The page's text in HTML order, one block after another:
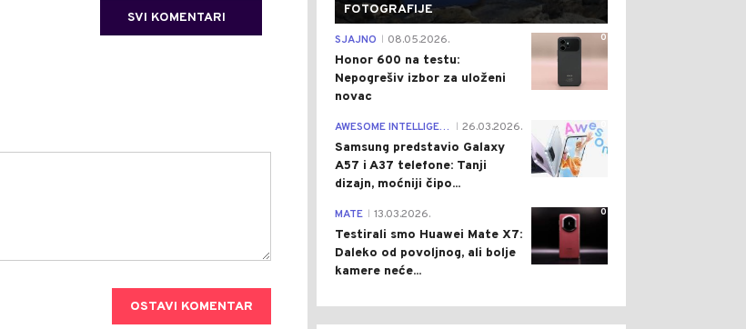
SVI KOMENTARI
OSTAVI KOMENTAR
FOTOGRAFIJE
0
SJAJNO 08.05.2026.
Honor 600 na testu:
Nepogrešiv izbor za uloženi
novac
AWESOME INTELLIGENCE 26.03.2026.
Samsung predstavio Galaxy
A57 i A37 telefone: Tanji
dizajn, moćniji čipo...
0
MATE 13.03.2026.
Testirali smo Huawei Mate X7:
Daleko od povoljnog, ali bolje
kamere neće...